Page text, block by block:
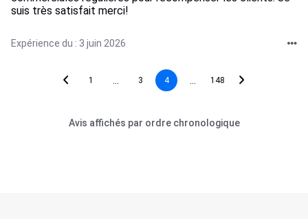
suis très satisfait merci!
Expérience du : 3 juin 2026
1 3 4 148
Avis affichés par ordre chronologique